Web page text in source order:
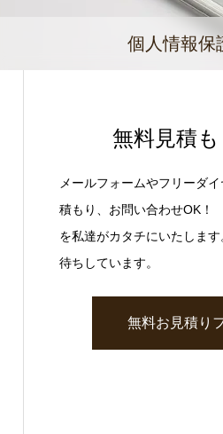
個人情報保
無料見積
メールフォームやフリーダ
積もり、お問い合わせOK！
を私達がカタチにいたしま
待ちしています。
無料お見積り